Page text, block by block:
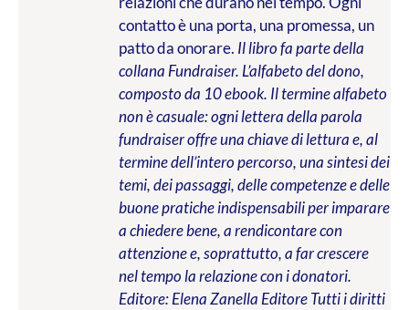
contatto è una porta, una promessa, un
patto da onorare. Il libro fa parte della
collana Fundraiser. L’alfabeto del dono,
composto da 10 ebook. Il termine alfabeto
non è casuale: ogni lettera della parola
fundraiser offre una chiave di lettura e, al
termine dell’intero percorso, una sintesi dei
temi, dei passaggi, delle competenze e delle
buone pratiche indispensabili per imparare
a chiedere bene, a rendicontare con
attenzione e, soprattutto, a far crescere
nel tempo la relazione con i donatori.
Editore: Elena Zanella EditoreTutti i diritti